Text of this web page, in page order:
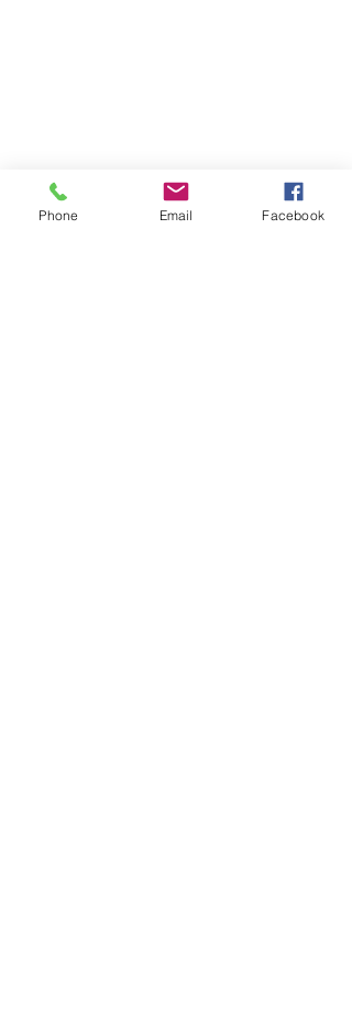
Phone Email Facebook